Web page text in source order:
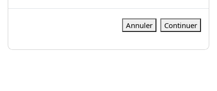
Annuler Continuer